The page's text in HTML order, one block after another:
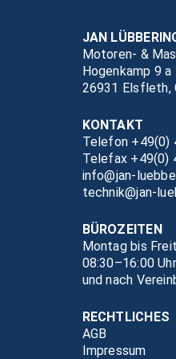
JAN
Motoren- &
Hogenkamp 9 a
26931 Elsfleth,
KONTAKT
Telefon +49(0)
Telefax +49(0)
info@jan-
technik@jan-
BÜROZEITEN
Montag bis
08:30–16:00 Uhr
und nach
RECHTLICHES
AGB
Impressum